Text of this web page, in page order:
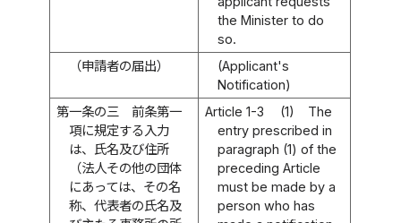
the Minister to do
so.
（申請者の届出）
(Applicant's
Notification)
第一条の三
前条第一
項に規定する入力
は、氏名及び住所
（法人その他の団体
にあっては、その名
称、代表者の氏名及
Article 1-3 (1)
The
entry prescribed in
paragraph (1) of the
preceding Article
must be made by a
person who has